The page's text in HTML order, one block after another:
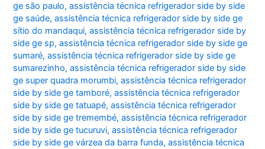
ge são paulo,assistência técnica refrigerador side by side
ge saúde,assistência técnica refrigerador side by side ge
sítio do mandaqui,assistência técnica refrigerador side by
side ge sp,assistência técnica refrigerador side by side ge
sumaré,assistência técnica refrigerador side by side ge
sumarezinho,assistência técnica refrigerador side by side
ge super quadra morumbi,assistência técnica refrigerador
side by side ge tamboré,assistência técnica refrigerador
side by side ge tatuapé,assistência técnica refrigerador
side by side ge tremembé,assistência técnica refrigerador
side by side ge tucuruvi,assistência técnica refrigerador
side by side ge várzea da barra funda,assistência técnica